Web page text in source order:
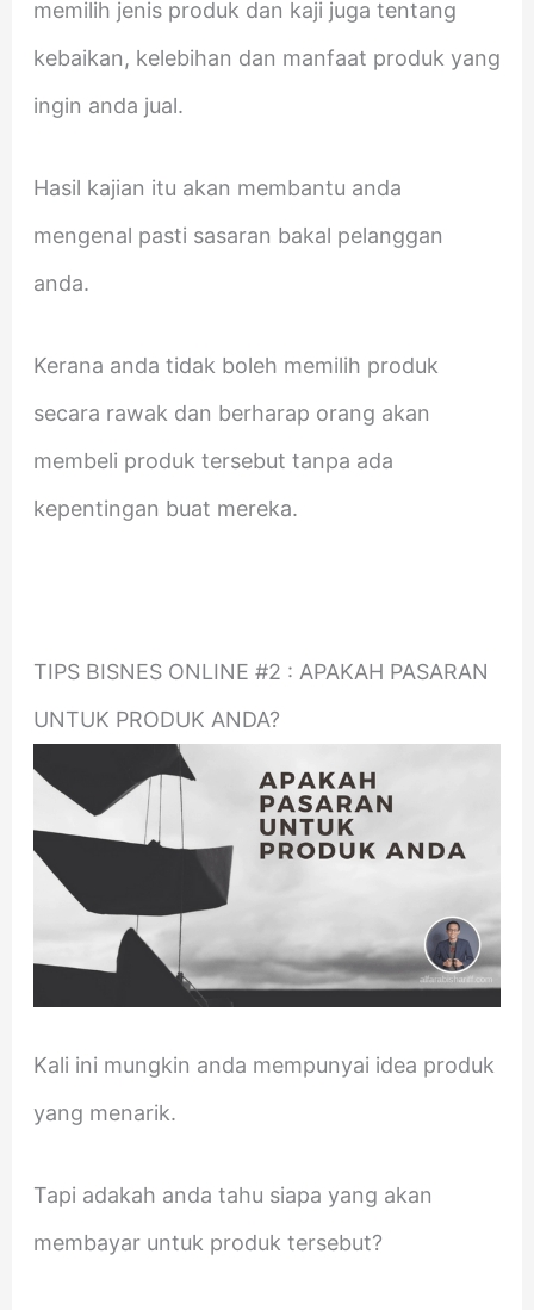
memilih jenis produk dan kaji juga tentang
kebaikan, kelebihan dan manfaat produk yang
ingin anda jual.
Hasil kajian itu akan membantu anda
mengenal pasti sasaran bakal pelanggan
anda.
Kerana anda tidak boleh memilih produk
secara rawak dan berharap orang akan
membeli produk tersebut tanpa ada
kepentingan buat mereka.
TIPS BISNES ONLINE #2 : APAKAH PASARAN
UNTUK PRODUK ANDA?
Kali ini mungkin anda mempunyai idea produk
yang menarik.
Tapi adakah anda tahu siapa yang akan
membayar untuk produk tersebut?